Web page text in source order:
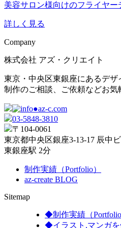
美容サロン様向けのフライヤ
詳しく見る
Company
株式会社 アズ・クリエイト
東京・中央区東銀座にあるデザ
制作のご相談、ご依頼などお気
03-5848-3810
〒104-0061
東京都中央区銀座3-13-17 辰中
東銀座駅 2分
制作実績（Portfolio）
az-create BLOG
Sitemap
◆制作実績（Portfolio
◆イラスト,マンガ